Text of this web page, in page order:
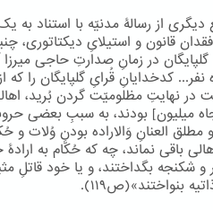
از رسالۀ مدنیّه با استناد به
قانون و استیلایِ
در زمانِ صدارتِ حاجی
کدخدایانِ قُرایِ گلپایگان را
نهایتِ مظلومیّت گردن بُرید،
میلیون] بودند، به سببِ بعضی
مطلق العنانِ وَالاراده بودنِ وُلات
باقی نماند، چه که حُکّام به
و شکنجه بگداختند، و یا خود
بنواختند»(ص۱۱۹).